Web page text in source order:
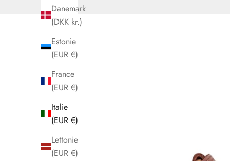
Danemark
(DKK kr.)
Estonie
(EUR €)
France
(EUR €)
Italie
(EUR €)
Lettonie
(EUR €)